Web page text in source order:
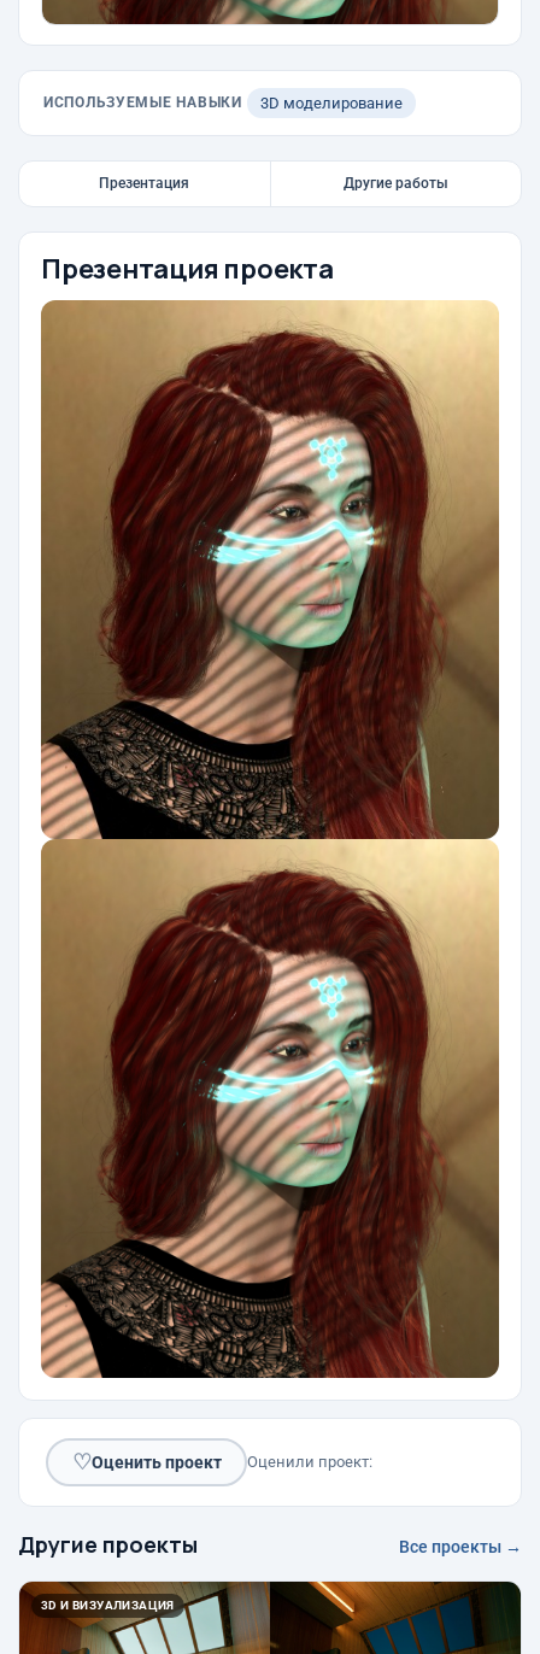
ИСПОЛЬЗУЕМЫЕ НАВЫКИ 3D моделирование
Презентация Другие работы
Презентация проекта
♡Оценить проект Оценили проект:
Другие проекты Все проекты →
3D И ВИЗУАЛИЗАЦИЯ